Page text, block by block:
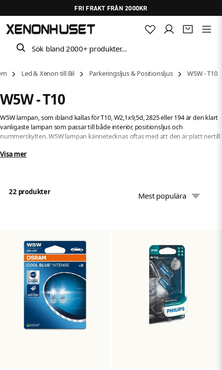
FRI FRAKT FRÅN 2000KR
Sök bland 2000+ produkter…
Led & Xenon till Bil Parkeringsljus & Positionsljus W5W - T10
W5W - T10
W5W lampan, som ibland kallas för T10,W2,1x9,5d, 2825 eller 194 är den klart
vanligaste lampan som passar till både interiör, positionsljus och
nummerskylten. W5W lampan kännetecknas oftas med att den är platt nertill
W5W lampor original har en styrka på 5W. Vi på Xenonhuset är specialister på
Visa mer
22 produkter Mest populära